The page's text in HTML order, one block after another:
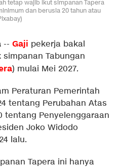
tetap wajib ikut simpanan Tapera
dan berusia 20 tahun atau
-- Gaji pekerja bakal
Tabungan
) mulai Mei 2027.
Peraturan Pemerintah
tentang Perubahan Atas
tentang Penyelenggaraan
Joko Widodo
lalu.
Tapera ini hanya